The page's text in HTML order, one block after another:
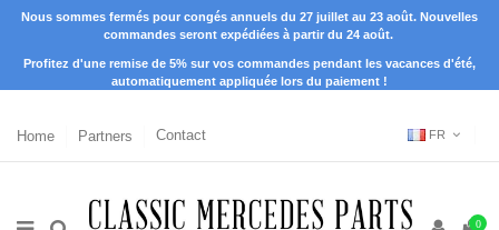
Nous sommes fermés pour congés annuels du 27 juillet au 23 août. Nouvelles
commandes seront expédiées à partir du 24 août.
Profitez d'une remise de 5% sur vos commandes pendant les vacances d'été,
automatiquement appliquée lors du paiement !
Home Partners Contact FR
0